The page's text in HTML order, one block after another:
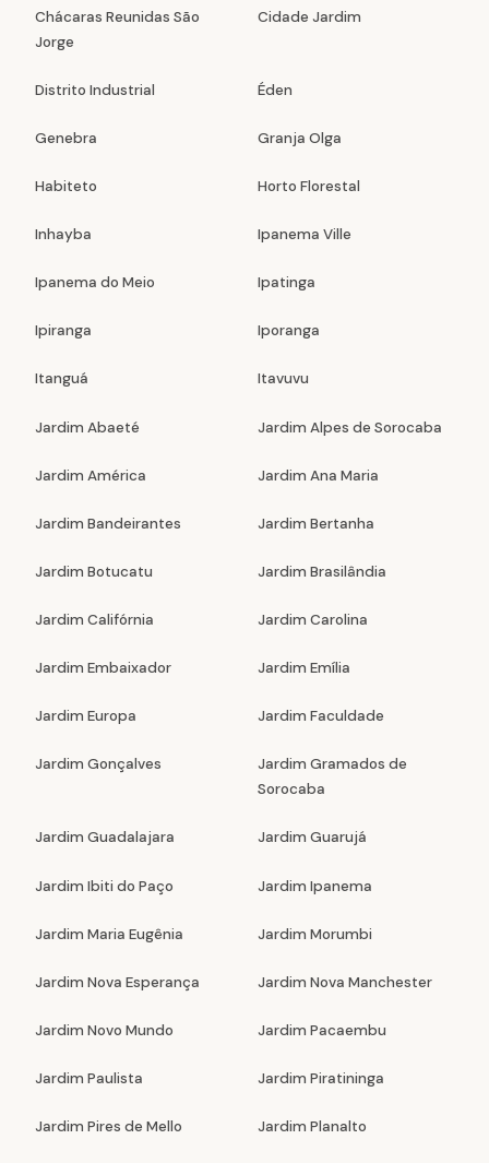
Chácaras Reunidas São
Jorge
Cidade Jardim
Distrito Industrial Éden
Genebra Granja Olga
Habiteto Horto Florestal
Inhayba Ipanema Ville
Ipanema do Meio Ipatinga
Ipiranga Iporanga
Itanguá Itavuvu
Jardim Abaeté Jardim Alpes de Sorocaba
Jardim América Jardim Ana Maria
Jardim Bandeirantes Jardim Bertanha
Jardim Botucatu Jardim Brasilândia
Jardim Califórnia Jardim Carolina
Jardim Embaixador Jardim Emília
Jardim Europa Jardim Faculdade
Jardim Gonçalves
Jardim Gramados de
Sorocaba
Jardim Guadalajara Jardim Guarujá
Jardim Ibiti do Paço Jardim Ipanema
Jardim Maria Eugênia Jardim Morumbi
Jardim Nova Esperança Jardim Nova Manchester
Jardim Novo Mundo Jardim Pacaembu
Jardim Paulista Jardim Piratininga
Jardim Pires de Mello Jardim Planalto